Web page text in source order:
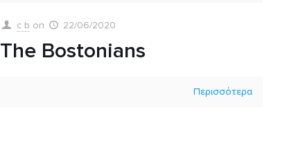
c b on 22/06/2020
The Bostonians
Περισσότερα